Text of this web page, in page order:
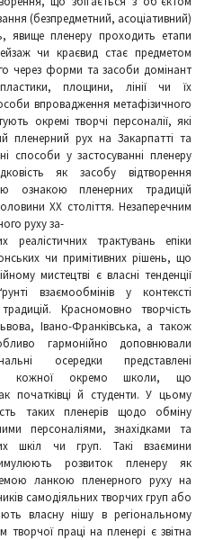
(безпредметний, асоціативний)
явище пленеру проходить етапи
чи краєвид стає предметом
через форми та засоби домінант
пластики, площини, лінії чи їх
впровадження метафізичного
окремі творчі персоналії, які
пленерний рух на Закарпатті та
способи у застосуванні пленеру
як засобу відтворення
ознакою пленерних традицій
ХХ століття. Незаперечним
руху за-
трактувань епіки
чи примітивних рішень, що
мистецтві є власні тенденції
взаємообмінів у контексті
Красномовно творчість
Івано-Франківська, а також
гармонійно доповнювали
осередки представлені
кожної окремо школи, що
початківці й студенти. У цьому
таких пленерів щодо обміну
персоналіями, знахідками та
шкіл чи груп. Такі взаємини
розвиток пленеру як
ланкою пленерного руху на
самодіяльних творчих груп або
власну нішу в регіональному
праці на пленері є звітна